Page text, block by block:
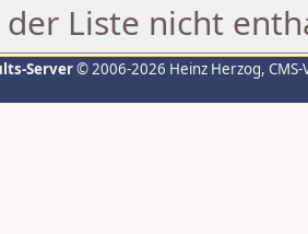
Liste nicht
Server© 2006-2026 Heinz Herzog,